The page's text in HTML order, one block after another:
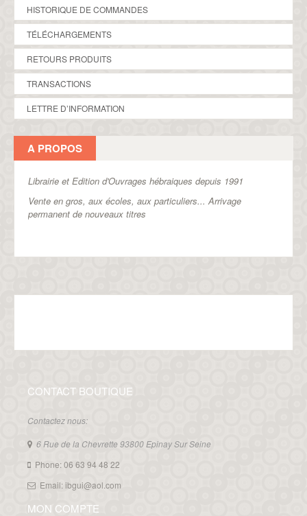
HISTORIQUE DE COMMANDES
TÉLÉCHARGEMENTS
RETOURS PRODUITS
TRANSACTIONS
LETTRE D’INFORMATION
A PROPOS
Librairie et Edition d'Ouvrages hébraiques depuis 1991
Vente en gros, aux écoles, aux particuliers...Arrivage
permanent de nouveaux titres
CONTACT BOUTIQUE
Contactez nous:
6 Rue de la Chevrette 93800 Epinay Sur Seine
Phone: 06 63 94 48 22
Email: ibgui@aol.com
MON COMPTE